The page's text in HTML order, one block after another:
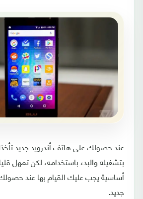
عند حصولك على هاتف أندرويد جديد
أساسية يجب عليك القيام بها عند
جديد.